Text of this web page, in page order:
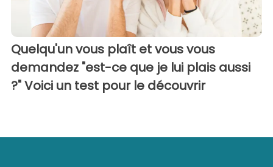
Quelqu'un vous plaît et vous vous
demandez "est-ce que je lui plais aussi
?" Voici un test pour le découvrir